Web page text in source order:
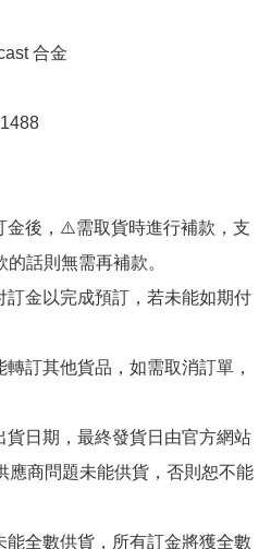
合金
金後，⚠️需取貨時進行補款，支
話則無需再補款。
訂金以完成預訂，若未能如期付
訂其他貨品，如需取消訂單，
日期，最終發貨日由官方網站
應商問題未能供貨，否則恕不能
全數供貨，所有訂金將獲全數